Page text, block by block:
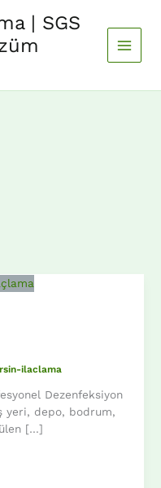
| SGS
ilaclama
Dezenfeksiyon
yeri, depo, bodrum,
[…]